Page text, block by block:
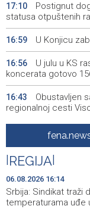
17:10
Postignut
statusa otpuštenih
16:59 U Konjicu
16:56
U julu u KS
koncerata gotovo
16:43
Obustavljen
regionalnoj cesti
Ornitološko
16:32
Potvrđena
Bublina zbog
16:30 Četiri igrača
REGIJA
06.08.2026 16:14
Srbija: Sindikat traži
temperaturama uđe